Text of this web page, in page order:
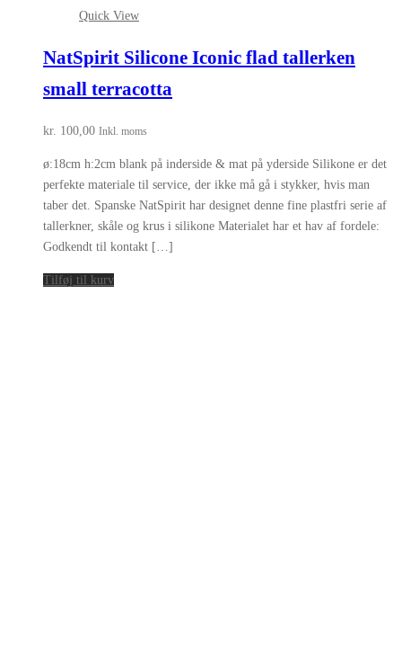
Quick View
NatSpirit Silicone Iconic flad tallerken
small terracotta
kr. 100,00 Inkl. moms
ø:18cm h:2cm blank på inderside & mat på yderside Silikone er det
perfekte materiale til service, der ikke må gå i stykker, hvis man
taber det. Spanske NatSpirit har designet denne fine plastfri serie af
tallerkner, skåle og krus i silikone Materialet har et hav af fordele:
Godkendt til kontakt […]
Tilføj til kurv